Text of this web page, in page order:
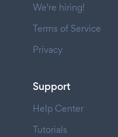
We're hiring!
Terms of Service
Privacy
Support
Help Center
Tutorials